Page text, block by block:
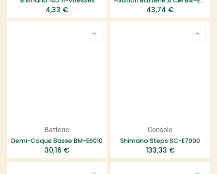
4,33 € 43,74 €
Batterie
Demi-Coque Basse BM-E6010
30,16 €
Console
Shimano Steps SC-E7000
133,33 €